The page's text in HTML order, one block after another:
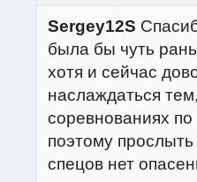
Sergey12S
была бы чуть
хотя и сейчас
наслаждаться
соревнованиях
поэтому
спецов нет